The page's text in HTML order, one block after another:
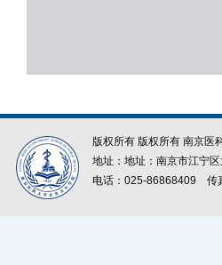
版权所有 版权所有 南京医
地址：地址：南京市江宁
电话：025-86868409
传